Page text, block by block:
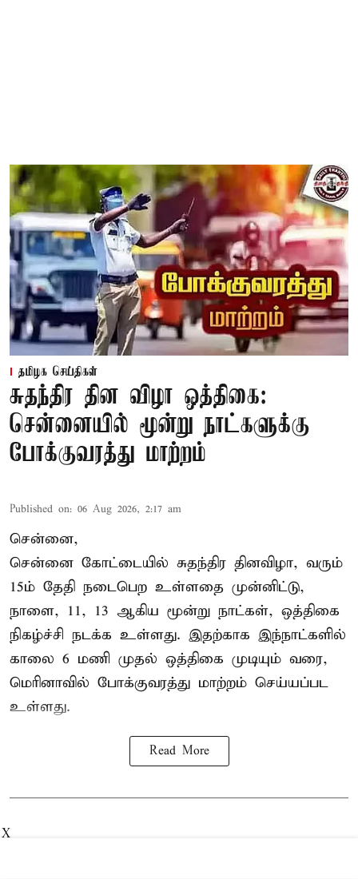
தமிழக செய்திகள்
சுதந்திர தின விழா ஒத்திகை:
சென்னையில் மூன்று நாட்களுக்கு
போக்குவரத்து மாற்றம்
Published on: 06 Aug 2026, 2:17 am
சென்னை,
சென்னை கோட்டையில் சுதந்திர தினவிழா, வரும்
15ம் தேதி நடைபெற உள்ளதை முன்னிட்டு,
நாளை, 11, 13 ஆகிய மூன்று நாட்கள், ஒத்திகை
நிகழ்ச்சி நடக்க உள்ளது. இதற்காக இந்நாட்களில்
காலை 6 மணி முதல் ஒத்திகை முடியும் வரை,
மெரினாவில் போக்குவரத்து மாற்றம் செய்யப்பட
உள்ளது.
Read More
X